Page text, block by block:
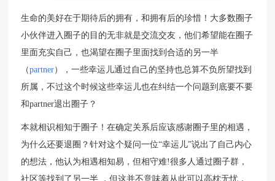
生命的美好在于期待后的拥有，和拥有后的珍惜！大多数圈子
小伙伴进入圈子的目的无非就是交流交友，他们希望能在圈子
里面充实自己，也渴望在圈子里面找到合适的另一半
（partner），一些幸运儿通过自己的坚持也总算不负所望找到
所属，不过这个时候这些幸运儿也在纠结一个问题到底要不要
和partner退出圈子？
本就相识相知于圈子！在确定关系后应该感谢圈子里的相遇，
为什么还要退圈？针对这个疑问一位“幸运儿”说出了自己内心
的想法，他认为相遇相知易，但相守难!很多人通过圈子群，
社区等找到了另一半 ，但这并不意味着从此可以高枕无忧，